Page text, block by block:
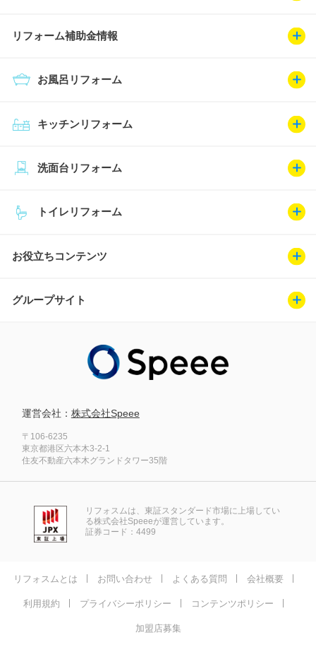
リフォーム補助金情報
キッチンリフォーム
お風呂リフォーム
トイレリフォーム
洗面台リフォーム
お役立ちコンテンツ
グループサイト
運営会社： 株式会社Speee
〒106-6235
東京都港区六本木3-2-1
住友不動産六本木グランドタワー35階
リフォスムは、東証スタンダード市場に上場してい
る株式会社Speeeが運営しています。
証券コード：4499
リフォスムとは お問い合わせ よくある質問 会社概要
利用規約 プライバシーポリシー コンテンツポリシー
加盟店募集